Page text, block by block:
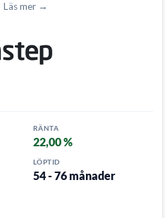
Läs mer →
RÄNTA
22,00 %
LÖPTID
54 - 76 månader